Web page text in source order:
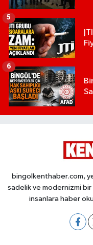
5
6
bingolkenthaber.com,
sadelik ve modernizmi bir
insanlara haber